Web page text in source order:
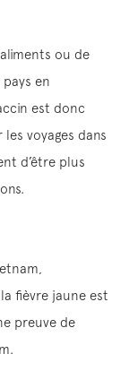
ou de
en
est donc
voyages dans
d’être plus
fièvre jaune est
preuve de